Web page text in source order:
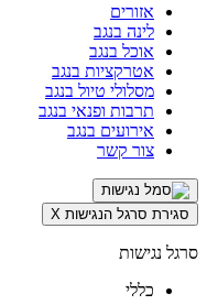
אזורים
לינה בנגב
אוכל בנגב
אטרקציות בנגב
מסלולי טיול בנגב
תרבות ופנאי בנגב
אירועים בנגב
צור קשר
סגירת סרגל הנגישות X
סרגל נגישות
כללי